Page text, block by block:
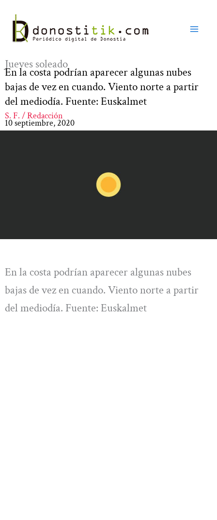
contenido
Jueves soleado
En la costa podrían aparecer algunas nubes
bajas de vez en cuando. Viento norte a partir
del mediodía. Fuente: Euskalmet
S. F. / Redacción
10 septiembre, 2020
En la costa podrían aparecer algunas nubes
bajas de vez en cuando. Viento norte a partir
del mediodía. Fuente: Euskalmet